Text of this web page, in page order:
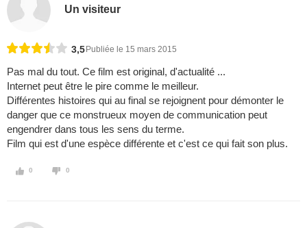
Un visiteur
3,5 Publiée le 15 mars 2015
Pas mal du tout. Ce film est original, d'actualité ...
Internet peut être le pire comme le meilleur.
Différentes histoires qui au final se rejoignent pour démonter le
danger que ce monstrueux moyen de communication peut
engendrer dans tous les sens du terme.
Film qui est d'une espèce différente et c'est ce qui fait son plus.
0 0